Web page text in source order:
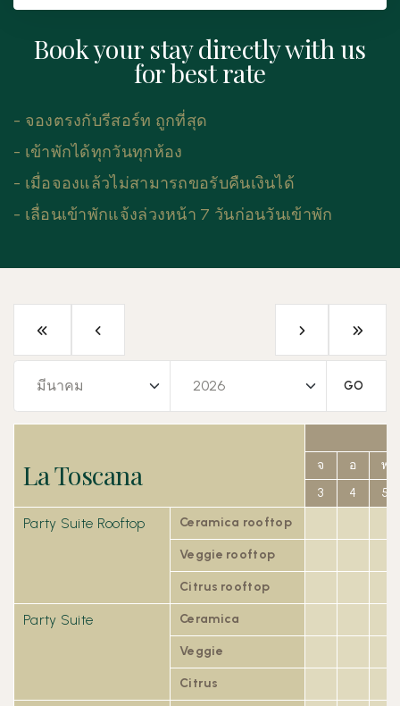
Book your stay directly with us
for best rate
- จองตรงกับรีสอร์ท ถูกที่สุด
- เข้าพักได้ทุกวันทุกห้อง
- เมื่อจองแล้วไม่สามารถขอรับคืนเงินได้
- เลื่อนเข้าพักแจ้งล่วงหน้า 7 วันก่อนวันเข้าพัก
GO
La Toscana จ อ
พ
3
4 5
Party Suite Rooftop Ceramica rooftop
Veggie rooftop
Citrus rooftop
Party Suite Ceramica
Veggie
Citrus